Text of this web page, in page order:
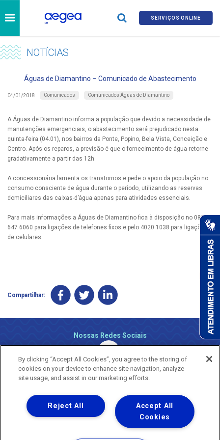
SERVIÇOS ONLINE
NOTÍCIAS
Águas de Diamantino – Comunicado de Abastecimento
04/01/2018 Comunicados Comunicados Águas de Diamantino
A Águas de Diamantino informa a população que devido a necessidade de
manutenções emergenciais, o abastecimento será prejudicado nesta
quinta-feira (04.01), nos bairros da Ponte, Popino, Bela Vista, Conceição e
Centro. Após os reparos, a previsão é que o fornecimento de água retorne
gradativamente a partir das 12h.
A concessionária lamenta os transtornos e pede o apoio da população no
consumo consciente de água durante o período, utilizando as reservas
domiciliares das caixas-d’água apenas para atividades essenciais.
Para mais informações a Águas de Diamantino fica à disposição no 0800
647 6060 para ligações de telefones fixos e pelo 4020 1038 para ligações
de celulares.
Compartilhar:
Nossas Redes Sociais
Uma empresa
Copyright ® 2026 - Todos os Direitos Reservados.
Nossa natureza movimenta a vida
By clicking “Accept All Cookies”, you agree to the storing of
cookies on your device to enhance site navigation, analyze
site usage, and assist in our marketing efforts.
Accept All
Cookies
Reject All